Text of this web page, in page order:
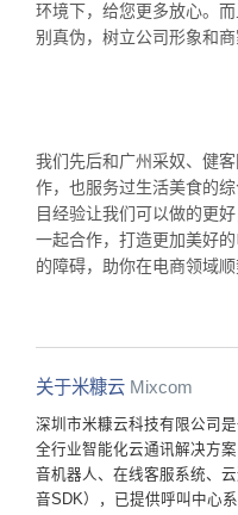
环境下，给您更多放心。
别真伪，树立公司形象和
我们先后和广州采奴、健
作，也服务过生活美食的
目经验让我们可以做的更
一起合作，打造更加美好
的障碍，助你在电商领域顺
关于米糠云 Mixcom
深圳市米糠云科技有限公司
全行业智能化云通讯解决方
音机器人、在线客服系统、
音SDK），已提供呼叫中心